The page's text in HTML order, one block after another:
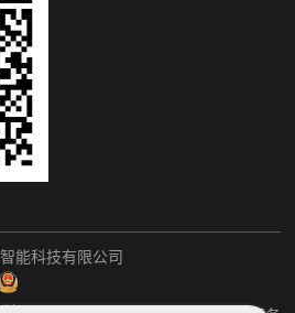
能科技有限公司